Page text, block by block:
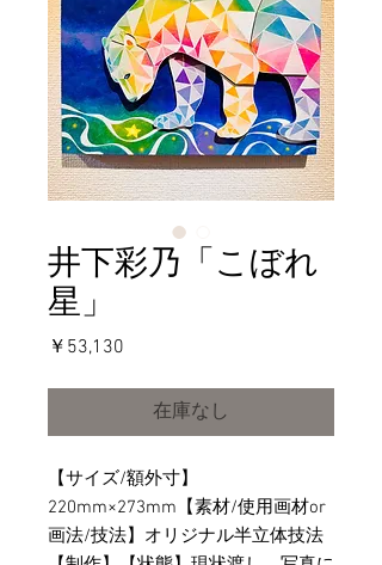
井下彩乃「こぼれ
星」
￥53,130
在庫なし
【サイズ/額外寸】
220mm×273mm【素材/使用画材or
画法/技法】オリジナル半立体技法